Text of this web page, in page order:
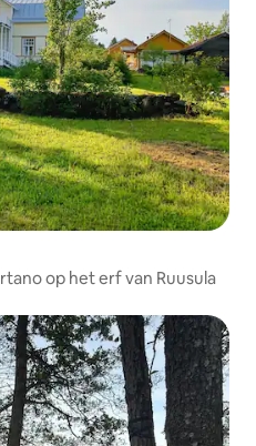
op het erf van Ruusula